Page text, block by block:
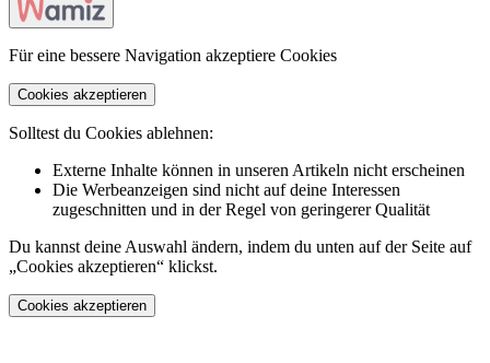
Für eine bessere Navigation akzeptiere Cookies
Cookies akzeptieren
Solltest du Cookies ablehnen:
Externe Inhalte können in unseren Artikeln nicht erscheinen
Die Werbeanzeigen sind nicht auf deine Interessen
zugeschnitten und in der Regel von geringerer Qualität
Du kannst deine Auswahl ändern, indem du unten auf der Seite auf
„Cookies akzeptieren“ klickst.
Cookies akzeptieren